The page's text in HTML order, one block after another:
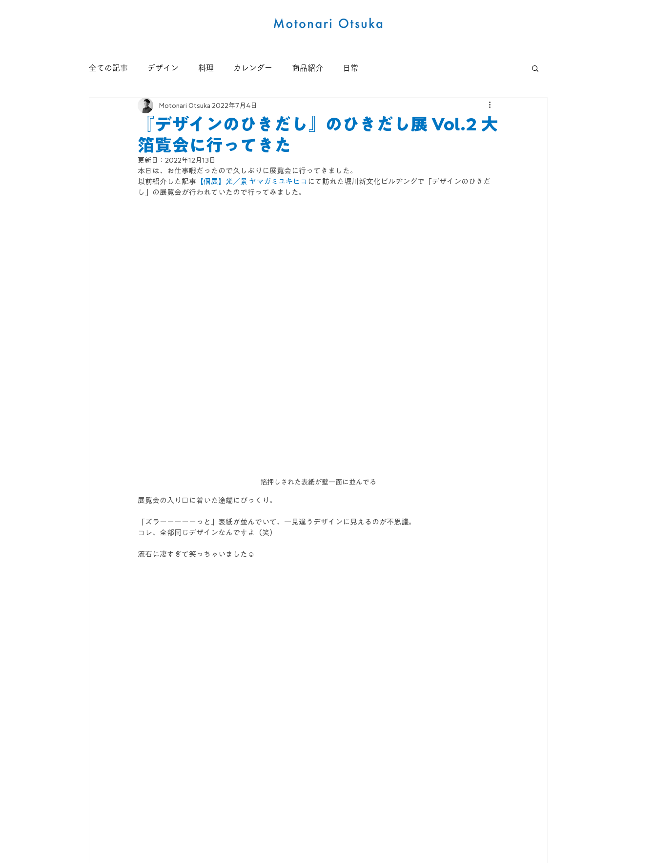
全ての記事 デザイン 料理 カレンダー 商品紹介 日常
『デザインのひきだし』のひきだし展 Vol.2 大
箔覧会に行ってきた
Motonari Otsuka 2022年7月4日
更新日： 2022年12月13日
本日は、お仕事暇だったので久しぶりに展覧会に行ってきました。
以前紹介した記事 【個展】光／景 ヤマガミユキヒコ にて訪れた堀川新文化ビルヂングで「デザインのひきだ
し」の展覧会が行われていたので行ってみました。
箔押しされた表紙が壁一面に並んでる
展覧会の入り口に着いた途端にびっくり。
「ズラーーーーーっと」表紙が並んでいて、一見違うデザインに見えるのが不思議。
コレ、全部同じデザインなんですよ（笑）
流石に凄すぎて笑っちゃいました☺️